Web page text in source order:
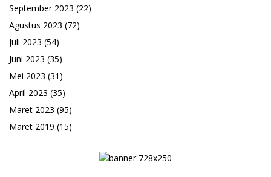
September 2023 (22)
Agustus 2023 (72)
Juli 2023 (54)
Juni 2023 (35)
Mei 2023 (31)
April 2023 (35)
Maret 2023 (95)
Maret 2019 (15)